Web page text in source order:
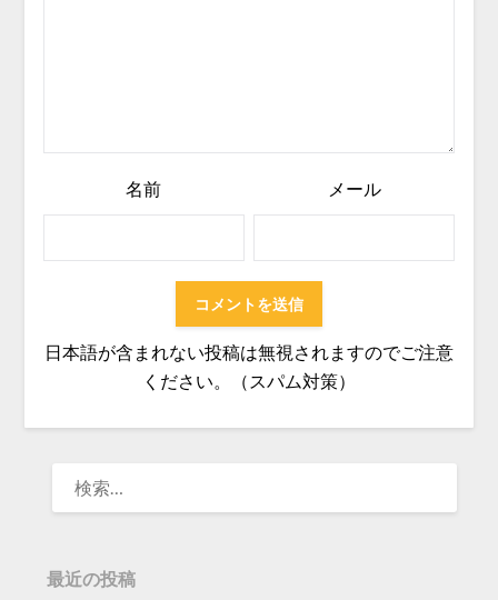
名前 メール
日本語が含まれない投稿は無視されますのでご注意
ください。（スパム対策）
最近の投稿